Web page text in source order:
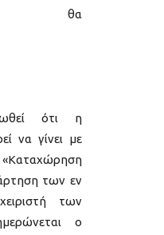
θα
ότι η
να γίνει με
των εν
των
ο